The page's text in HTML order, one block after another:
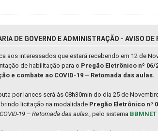
DE GOVERNO E ADMINISTRAÇÃO - AVISO
aos interessados que estará recebendo em 12 de
de habilitação para o Pregão Eletrônico nº
e combate ao COVID-19 – Retomada das aulas.
por lances será às 08h30min do dia 25 de
licitação na modalidade Pregão Eletrônico nº
19 – Retomada das aulas., pelo sistema BBMNET